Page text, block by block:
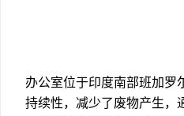
办公室位于印度南部班加罗
持续性，减少了废物产生，